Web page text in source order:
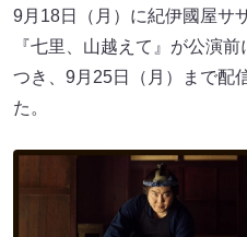
9月18日（月）に紀伊國屋サ
『七里、山越えて』が公演
つき、9月25日（月）まで配
た。